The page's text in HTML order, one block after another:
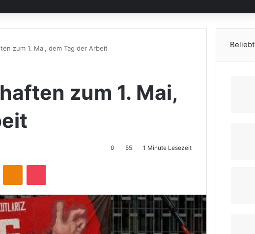
zum 1. Mai, dem Tag der Arbeit
zum 1. Mai,
0 55 1 Minute Lesezeit
Beliebt